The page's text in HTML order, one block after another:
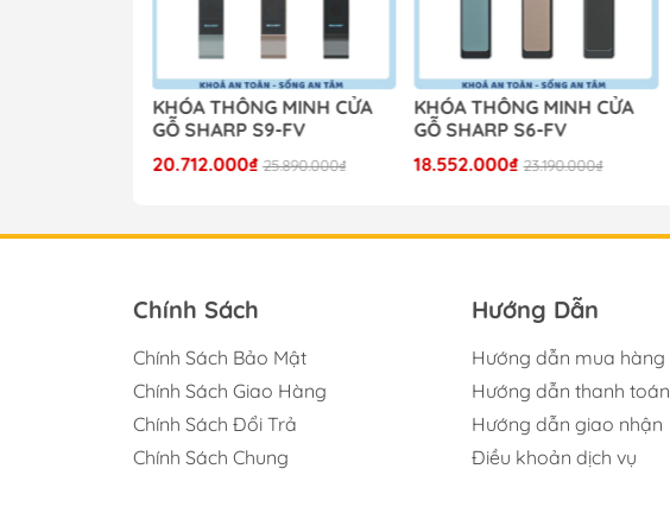
KHÓA THÔNG MINH CỬA
GỖ SHARP S9-FV
20.712.000₫ 25.890.000₫
KHÓA THÔNG MINH CỬA
GỖ SHARP S6-FV
18.552.000₫ 23.190.000₫
Chính Sách
Chính Sách Bảo Mật
Chính Sách Giao Hàng
Chính Sách Đổi Trả
Chính Sách Chung
Hướng Dẫn
Hướng dẫn mua hàng
Hướng dẫn thanh toán
Hướng dẫn giao nhận
Điều khoản dịch vụ